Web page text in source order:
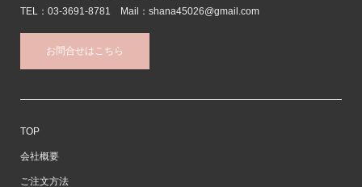
TEL：03-3691-8781 Mail：shana45026@gmail.com
お問合せはこちら
TOP
会社概要
ご注文方法